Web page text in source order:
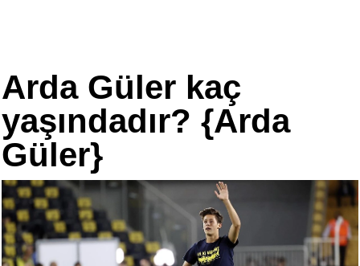
Arda Güler kaç
yaşındadır? {Arda
Güler}